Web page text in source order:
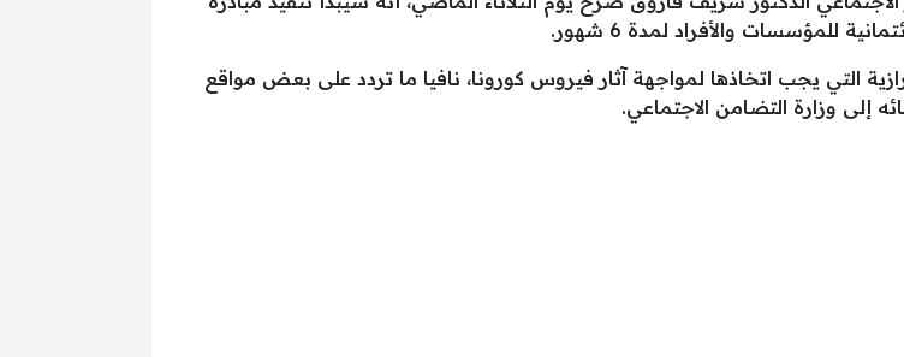
للمؤسسات والأفراد لمدة 6 شهور.
التي يجب اتخاذها لمواجهة آثار فيروس كورونا، نافيا ما تردد على بعض مواقع
إلى وزارة التضامن الاجتماعي.